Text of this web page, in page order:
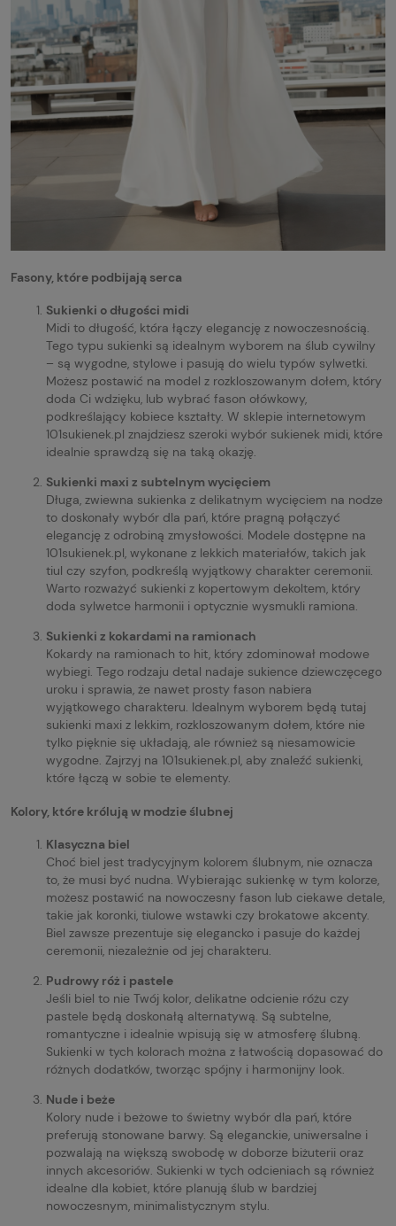
Fasony, które podbijają serca
Sukienki o długości midi
Midi to długość, która łączy elegancję z nowoczesnością.
Tego typu sukienki są idealnym wyborem na ślub cywilny
– są wygodne, stylowe i pasują do wielu typów sylwetki.
Możesz postawić na model z rozkloszowanym dołem, który
doda Ci wdzięku, lub wybrać fason ołówkowy,
podkreślający kobiece kształty. W sklepie internetowym
101sukienek.pl znajdziesz szeroki wybór sukienek midi, które
idealnie sprawdzą się na taką okazję.
Sukienki maxi z subtelnym wycięciem
Długa, zwiewna sukienka z delikatnym wycięciem na nodze
to doskonały wybór dla pań, które pragną połączyć
elegancję z odrobiną zmysłowości. Modele dostępne na
101sukienek.pl, wykonane z lekkich materiałów, takich jak
tiul czy szyfon, podkreślą wyjątkowy charakter ceremonii.
Warto rozważyć sukienki z kopertowym dekoltem, który
doda sylwetce harmonii i optycznie wysmukli ramiona.
Sukienki z kokardami na ramionach
Kokardy na ramionach to hit, który zdominował modowe
wybiegi. Tego rodzaju detal nadaje sukience dziewczęcego
uroku i sprawia, że nawet prosty fason nabiera
wyjątkowego charakteru. Idealnym wyborem będą tutaj
sukienki maxi z lekkim, rozkloszowanym dołem, które nie
tylko pięknie się układają, ale również są niesamowicie
wygodne. Zajrzyj na 101sukienek.pl, aby znaleźć sukienki,
które łączą w sobie te elementy.
Kolory, które królują w modzie ślubnej
Klasyczna biel
Choć biel jest tradycyjnym kolorem ślubnym, nie oznacza
to, że musi być nudna. Wybierając sukienkę w tym kolorze,
możesz postawić na nowoczesny fason lub ciekawe detale,
takie jak koronki, tiulowe wstawki czy brokatowe akcenty.
Biel zawsze prezentuje się elegancko i pasuje do każdej
ceremonii, niezależnie od jej charakteru.
Pudrowy róż i pastele
Jeśli biel to nie Twój kolor, delikatne odcienie różu czy
pastele będą doskonałą alternatywą. Są subtelne,
romantyczne i idealnie wpisują się w atmosferę ślubną.
Sukienki w tych kolorach można z łatwością dopasować do
różnych dodatków, tworząc spójny i harmonijny look.
Nude i beże
Kolory nude i beżowe to świetny wybór dla pań, które
preferują stonowane barwy. Są eleganckie, uniwersalne i
pozwalają na większą swobodę w doborze biżuterii oraz
innych akcesoriów. Sukienki w tych odcieniach są również
idealne dla kobiet, które planują ślub w bardziej
nowoczesnym, minimalistycznym stylu.